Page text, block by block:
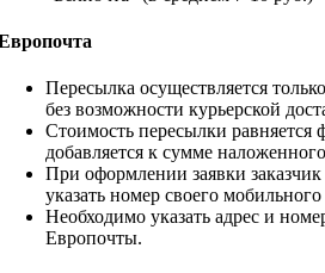
Пересылка осуществляется
без возможности курьерской
Стоимость пересылки равняется
добавляется к сумме
При оформлении заявки заказчик
указать номер своего
Необходимо указать адрес и
Европочты.